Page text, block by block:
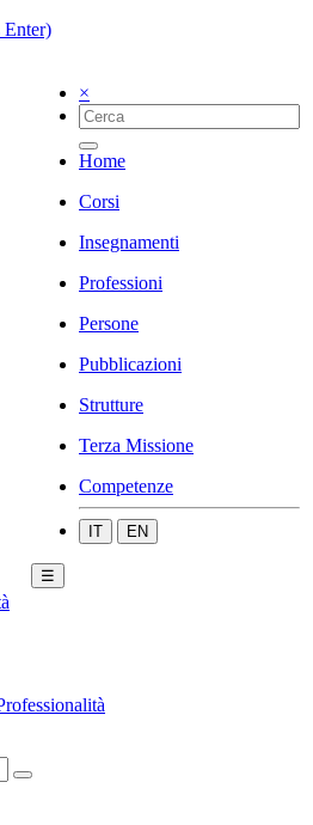
Enter)
×
Home
Corsi
Insegnamenti
Professioni
Persone
Pubblicazioni
Strutture
Terza Missione
Competenze
IT EN
☰